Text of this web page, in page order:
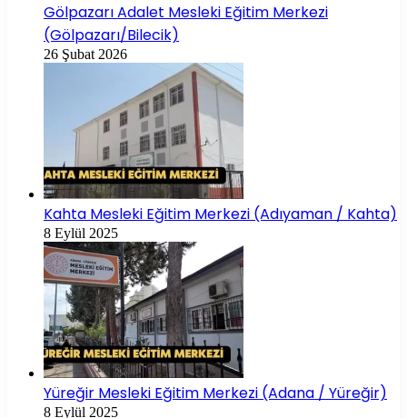
Gölpazarı Adalet Mesleki Eğitim Merkezi
(Gölpazarı/Bilecik)
26 Şubat 2026
Kahta Mesleki Eğitim Merkezi (Adıyaman / Kahta)
8 Eylül 2025
Yüreğir Mesleki Eğitim Merkezi (Adana / Yüreğir)
8 Eylül 2025